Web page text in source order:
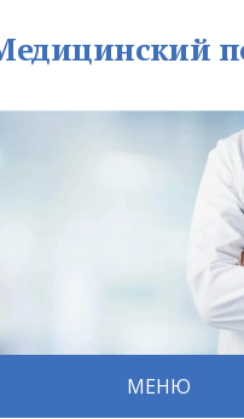
МЕНЮ